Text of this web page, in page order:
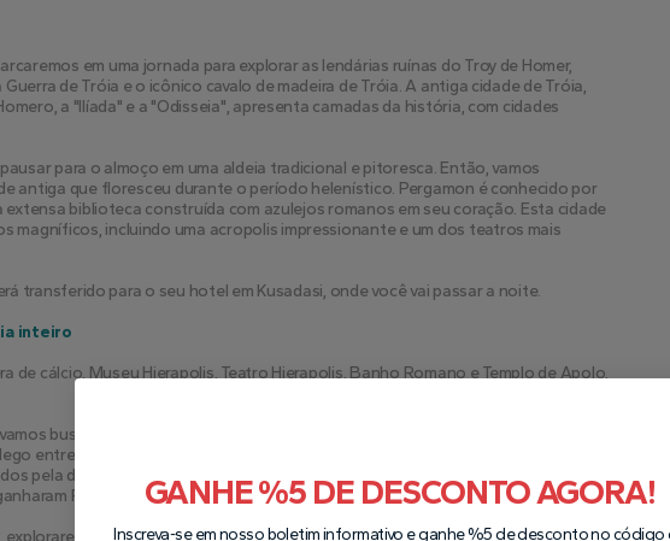
em uma jornada para explorar as lendárias ruínas do Troy de Homer,
de Tróia e o icônico cavalo de madeira de Tróia. A antiga cidade de Tróia,
a "Ilíada" e a "Odisseia", apresenta camadas da história, com cidades
para o almoço em uma aldeia tradicional e pitoresca. Então, vamos
antiga que floresceu durante o período helenístico. Pergamon é conhecido por
biblioteca construída com azulejos romanos em seu coração. Esta cidade
magníficos, incluindo uma acropolis impressionante e um dos teatros mais
transferido para o seu hotel em Kusadasi, onde você vai passar a noite.
inteiro
de cálcio, Museu Hierapolis, Teatro Hierapolis, Banho Romano e Templo de Apolo,
buscá-lo e embarcar em uma viagem para Pamukkale, onde você vai
entrelaçado com história fascinante. Pamukkale é conhecida por suas fontes
pela deposição de minerais carbonatos de água fluente e refrigerando. Em
Pamukkale o apelido de "Casalto de Cotton".
GANHE %5 DE DESCONTO AGORA!
Inscreva-se em nosso boletim informativo e ganhe %5 de desconto no código